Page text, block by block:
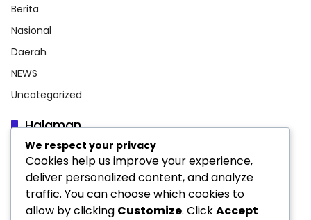
Berita
Nasional
Daerah
NEWS
Uncategorized
Halaman
Indeks Berita
INFORMASI PERUSAHAAN
Pedoman Media Siber
Privacy Policy
We respect your privacy
Cookies help us improve your experience,
deliver personalized content, and analyze
traffic. You can choose which cookies to
allow by clicking Customize. ClickAccept